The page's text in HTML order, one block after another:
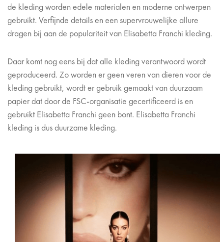
de kleding worden edele materialen en moderne ontwerpen
gebruikt. Verfijnde details en een supervrouwelijke allure
dragen bij aan de populariteit van Elisabetta Franchi kleding.
Daar komt nog eens bij dat alle kleding verantwoord wordt
geproduceerd. Zo worden er geen veren van dieren voor de
kleding gebruikt, wordt er gebruik gemaakt van duurzaam
papier dat door de FSC-organisatie gecertificeerd is en
gebruikt Elisabetta Franchi geen bont. Elisabetta Franchi
kleding is dus duurzame kleding.